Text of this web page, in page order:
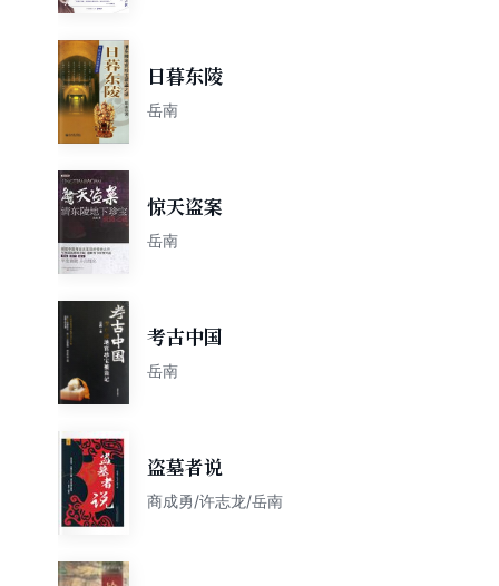
日暮东陵
岳南
惊天盗案
岳南
考古中国
岳南
盗墓者说
商成勇/许志龙/岳南